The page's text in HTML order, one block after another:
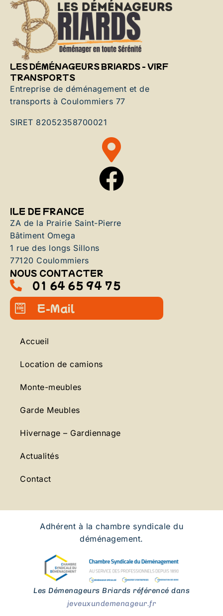
LES DÉMÉNAGEURS BRIARDS - VIRF
TRANSPORTS
Entreprise de déménagement et de
transports à Coulommiers 77
SIRET 82052358700021
ILE DE FRANCE
ZA de la Prairie Saint-Pierre
Bâtiment Omega
1 rue des longs Sillons
77120 Coulommiers
NOUS CONTACTER
01 64 65 94 75
E-Mail
Accueil
Location de camions
Monte-meubles
Garde Meubles
Hivernage – Gardiennage
Actualités
Contact
Adhérent à la chambre syndicale du
déménagement.
Les Démenageurs Briards référencé dans
jeveuxundemenageur.fr